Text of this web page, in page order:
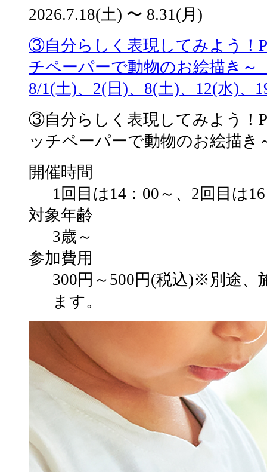
2026.7.18(土) 〜 8.31(月)
③自分らしく表現してみよう！
チペーパーで動物のお絵描き～
8/1(土)、2(日)、8(土)、12(水)、
③自分らしく表現してみよう！
ッチペーパーで動物のお絵描き
開催時間
1回目は14：00～、2回目は
対象年齢
3歳～
参加費用
300円～500円(税込)※別途、
ます。